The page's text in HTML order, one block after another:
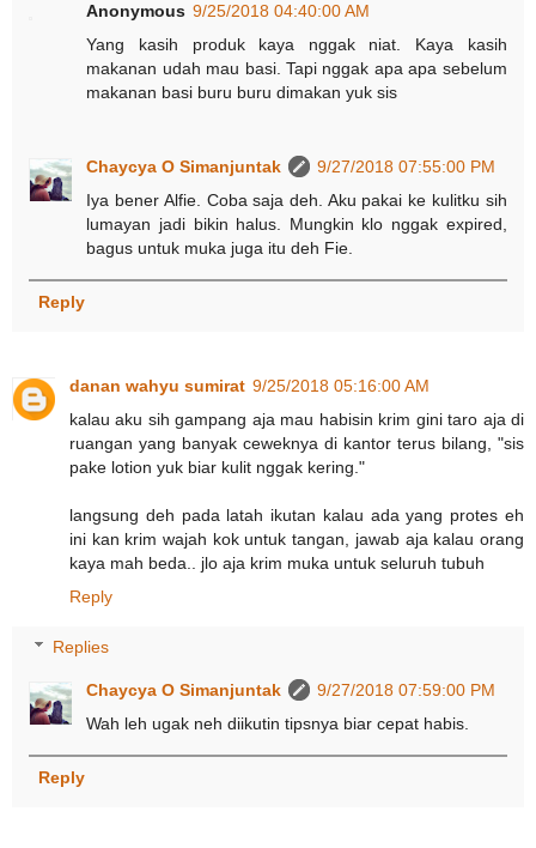
Anonymous 9/25/2018 04:40:00 AM
Yang kasih produk kaya nggak niat. Kaya kasih
makanan udah mau basi. Tapi nggak apa apa sebelum
makanan basi buru buru dimakan yuk sis
Chaycya O Simanjuntak
9/27/2018 07:55:00 PM
Iya bener Alfie. Coba saja deh. Aku pakai ke kulitku sih
lumayan jadi bikin halus. Mungkin klo nggak expired,
bagus untuk muka juga itu deh Fie.
Reply
danan wahyu sumirat 9/25/2018 05:16:00 AM
kalau aku sih gampang aja mau habisin krim gini taro aja di
ruangan yang banyak ceweknya di kantor terus bilang, "sis
pake lotion yuk biar kulit nggak kering."
langsung deh pada latah ikutan kalau ada yang protes eh
ini kan krim wajah kok untuk tangan, jawab aja kalau orang
kaya mah beda.. jlo aja krim muka untuk seluruh tubuh
Reply
Replies
Chaycya O Simanjuntak
9/27/2018 07:59:00 PM
Wah leh ugak neh diikutin tipsnya biar cepat habis.
Reply